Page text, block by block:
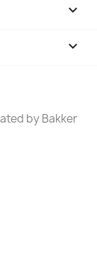

keyboard_arrow_down
by Bakker